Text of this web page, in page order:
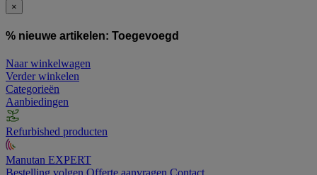
×
% nieuwe artikelen: Toegevoegd
Naar winkelwagen
Verder winkelen
Categorieën
Aanbiedingen
Refurbished producten
Manutan EXPERT
Bestelling volgen Offerte aanvragen Contact